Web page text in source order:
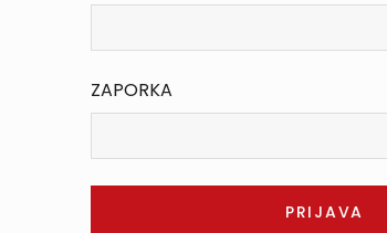
ZAPORKA